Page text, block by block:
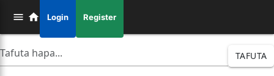
Login Register
TAFUTA